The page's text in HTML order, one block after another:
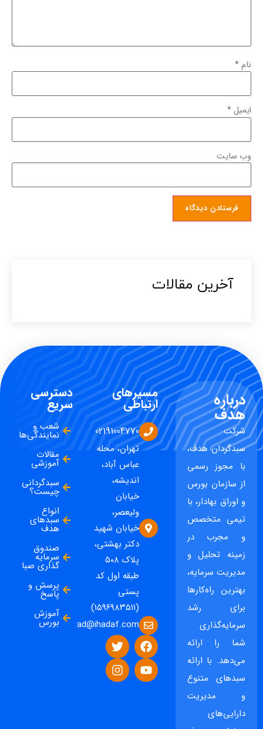
نام*
ایمیل*
وب‌ سایت
آخرین مقالات​
درباره
هدف
شرکت
سبدگردان هدف،
با مجوز رسمی
از سازمان بورس
و اوراق بهادار، با
تیمی متخصص
و مجرب در
زمینه تحلیل و
مدیریت سرمایه،
بهترین راه‌کارها
برای رشد
سرمایه‌گذاری
شما را ارائه
می‌دهد. با ارائه
سبدهای متنوع
و مدیریت
دارایی‌های
مسیرهای
ارتباطی
02191004770
تهران، محله
عباس آباد،
اندیشه،
خیابان
ولیعصر،
خیابان شهید
دکتر بهشتی،
پلاک ۵۰۸
طبقه اول کد
پستی
(۱۵۹۶۹۸۳۵۱۱)
ad@ihadaf.com
دسترسی
سریع
شعب و
نمایندگی‌ها
مقالات
آموزشی
سبدگردانی
چیست؟
انواع
سبدهای
هدف
صندوق
سرمایه
گذاری صبا
پرسش و
پاسخ
آموزش
بورس